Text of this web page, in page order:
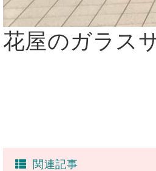
花屋のガラス
関連記事